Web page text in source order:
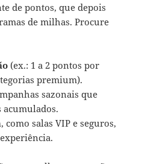
de pontos, que depois
de milhas. Procure
(ex.: 1 a 2 pontos por
premium).
sazonais que
, como salas VIP e seguros,